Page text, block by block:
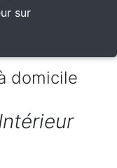
sur
domicile